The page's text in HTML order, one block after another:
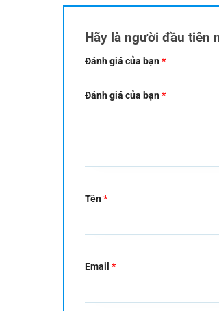
Hãy là người đầu tiên
Đánh giá của bạn*
Đánh giá của bạn*
Tên*
Email *